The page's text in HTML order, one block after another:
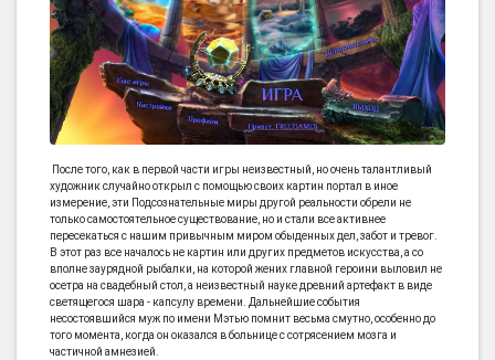
СТРАТЕГИИ
СТРЕЛЯЛКИ
КВЕСТ
КАК СКАЧАТЬ
НОВОСТИ
После того, как в первой части игры неизвестный, но очень талантливый
художник случайно открыл с помощью своих картин портал в иное
измерение, эти Подсознательные миры другой реальности обрели не
только самостоятельное существование, но и стали все активнее
пересекаться с нашим привычным миром обыденных дел, забот и тревог.
В этот раз все началось не картин или других предметов искусства, а со
вполне заурядной рыбалки, на которой жених главной героини выловил не
осетра на свадебный стол, а неизвестный науке древний артефакт в виде
светящегося шара - капсулу времени. Дальнейшие события
несостоявшийся муж по имени Мэтью помнит весьма смутно, особенно до
того момента, когда он оказался в больнице с сотрясением мозга и
частичной амнезией.